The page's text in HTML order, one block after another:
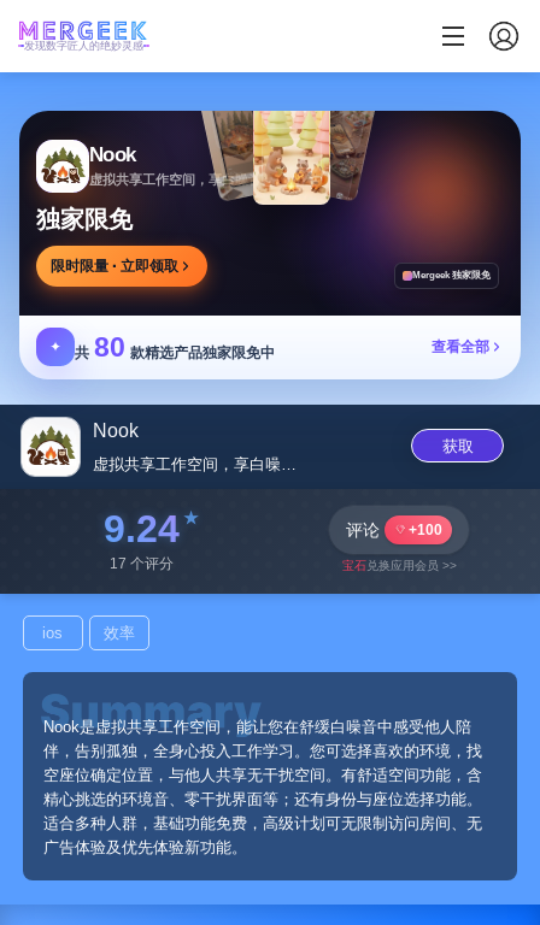
发现数字匠人的绝妙灵感
Nook
虚拟共享工作空间，享白噪音陪伴，无干扰投入
独家限免
限时限量 · 立即领取
Mergeek 独家限免
✦ 共 80 款精选产品独家限免中 查看全部
Nook
虚拟共享工作空间，享白噪音陪伴...
获取
9.24
17 个评分
评论 +100
宝石兑换应用会员 >>
ios 效率
Nook是虚拟共享工作空间，能让您在舒缓白噪音中感受他人陪
伴，告别孤独，全身心投入工作学习。您可选择喜欢的环境，找
空座位确定位置，与他人共享无干扰空间。有舒适空间功能，含
精心挑选的环境音、零干扰界面等；还有身份与座位选择功能。
适合多种人群，基础功能免费，高级计划可无限制访问房间、无
广告体验及优先体验新功能。